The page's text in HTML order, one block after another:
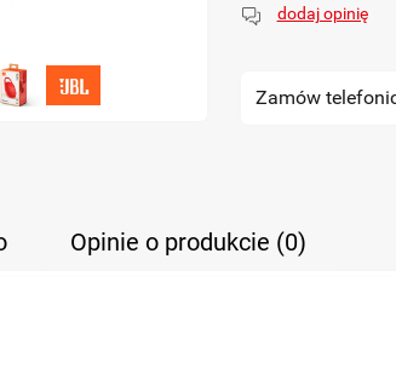
dodaj opinię
Zamów
Opinie o produkcie (0)